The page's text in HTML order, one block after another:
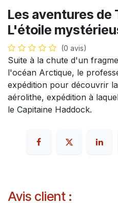
Les aventures de
L'étoile
(0 avis)
Suite à la chute d'un
l'océan Arctique, le
expédition pour découvrir
aérolithe, expédition à
le Capitaine Haddock.
Avis client :